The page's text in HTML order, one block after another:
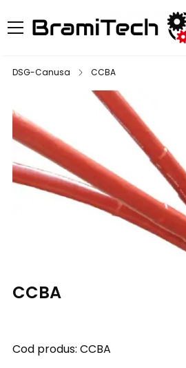
DSG-Canusa CCBA
CCBA
Cod produs: CCBA